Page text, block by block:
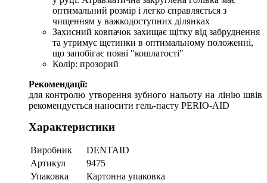
оптимальний розмір і легко справляється з
чищенням у важкодоступних ділянках
Захисний ковпачок захищає щітку від забруднення
та утримує щетинки в оптимальному положенні,
що запобігає появі "кошлатості"
Колір: прозорий
Рекомендації:
для контролю утворення зубного нальоту на лінію швів
рекомендується наносити гель-пасту PERIO-AID
Характеристики
Виробник
DENTAID
Артикул
9475
Упаковка
Картонна упаковка